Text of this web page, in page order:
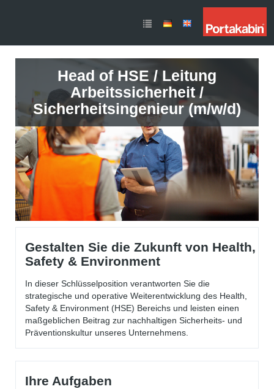
Head of HSE / Leitung
Arbeitssicherheit /
Sicherheitsingenieur (m/w/d)
Gestalten Sie die Zukunft von Health,
Safety & Environment
In dieser Schlüsselposition verantworten Sie die
strategische und operative Weiterentwicklung des Health,
Safety & Environment (HSE) Bereichs und leisten einen
maßgeblichen Beitrag zur nachhaltigen Sicherheits- und
Präventionskultur unseres Unternehmens.
Ihre Aufgaben